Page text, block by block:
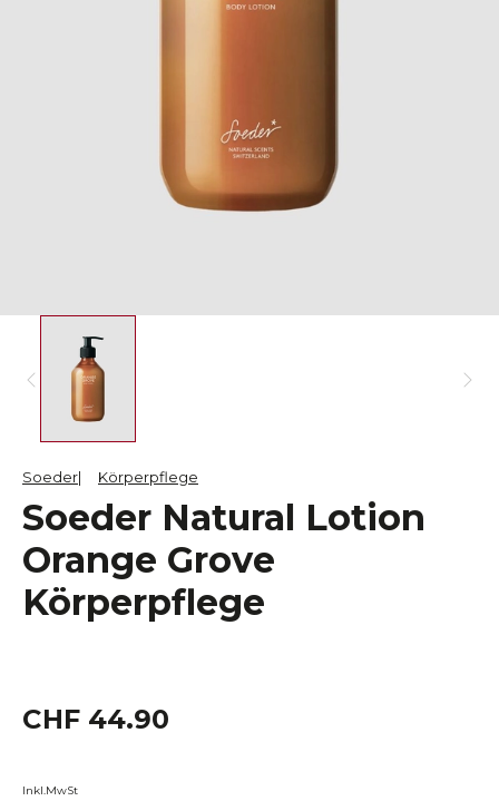
Soeder Körperpflege
Soeder Natural Lotion
Orange Grove
Körperpflege
CHF 44.90
Inkl.MwSt